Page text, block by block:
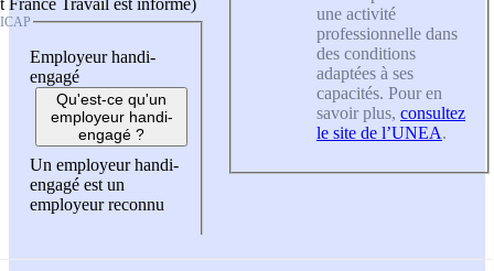
Employeur handi-
engagé
Qu'est-ce qu'un
employeur handi-
engagé ?
Un employeur handi-
engagé est un
employeur reconnu
une activité
professionnelle dans
des conditions
adaptées à ses
capacités. Pour en
savoir plus, consultez
le site de l’UNEA.